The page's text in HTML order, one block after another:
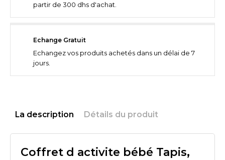
partir de 300 dhs d'achat.
Echange Gratuit
Echangez vos produits achetés dans un délai de 7
jours.
La description Détails du produit
Coffret d activite bébé Tapis,